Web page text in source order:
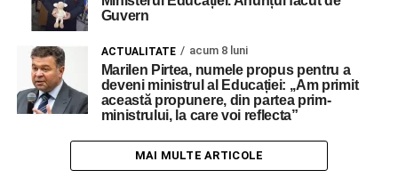
Guvern
ACTUALITATE acum 8 luni
Marilen Pirtea, numele propus pentru a
deveni ministrul al Educației: ,,Am primit
această propunere, din partea prim-
ministrului, la care voi reflecta”
MAI MULTE ARTICOLE